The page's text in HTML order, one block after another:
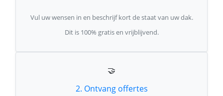
Vul uw wensen in en beschrijf kort de staat van uw dak.
Dit is 100% gratis en vrijblijvend.
🤝
2. Ontvang offertes